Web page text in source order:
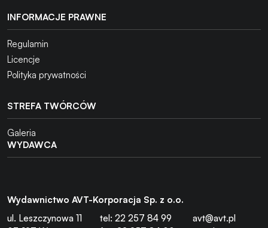
INFORMACJE PRAWNE
Regulamin
Licencje
Polityka prywatności
STREFA TWÓRCÓW
Galeria
WYDAWCA
Wydawnictwo AVT-Korporacja Sp. z o.o.
ul. Leszczynowa 11
tel: 22 257 84 99
avt@avt.pl